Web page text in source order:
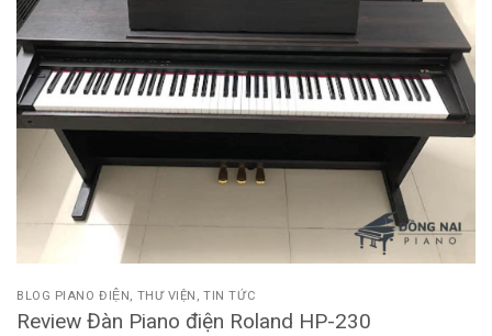
BLOG PIANO ĐIỆN , THƯ VIỆN ,TIN TỨC
Review Đàn Piano điện Roland HP-230